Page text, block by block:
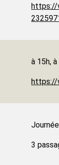
https://
à 15h,
https://
3